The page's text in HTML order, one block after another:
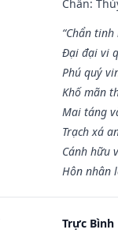
Chẩn:
“Chẩn
Đại đại vi
Phú quý
Khố mãn
Mai táng
Trạch xá
Cánh hữu
Hôn nhân
Trực Bình